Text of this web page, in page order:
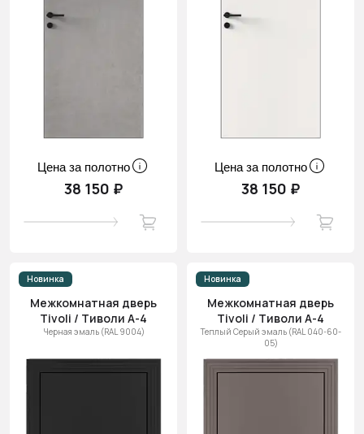
Цена за полотно
38 150 ₽
Цена за полотно
38 150 ₽
Новинка
Межкомнатная дверь
Tivoli / Тиволи А-4
Черная эмаль (RAL 9004)
Новинка
Межкомнатная дверь
Tivoli / Тиволи А-4
Теплый Серый эмаль (RAL 040-60-
05)